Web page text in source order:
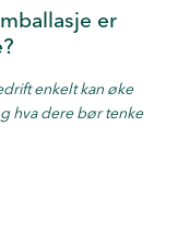
er
enkelt kan øke
hva dere bør tenke